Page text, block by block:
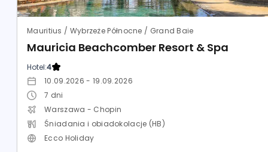
Mauritius / Wybrzeże Północne / Grand Baie
Mauricia Beachcomber Resort & Spa
Hotel:4
10.09.2026 - 19.09.2026
7 dni
Warszawa - Chopin
Śniadania i obiadokolacje (HB)
Ecco Holiday